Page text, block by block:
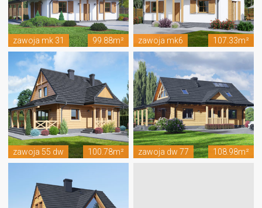
zawoja mk 31 99.88m² zawoja mk6 107.33m²
zawoja 55 dw 100.78m² zawoja dw 77 108.98m²